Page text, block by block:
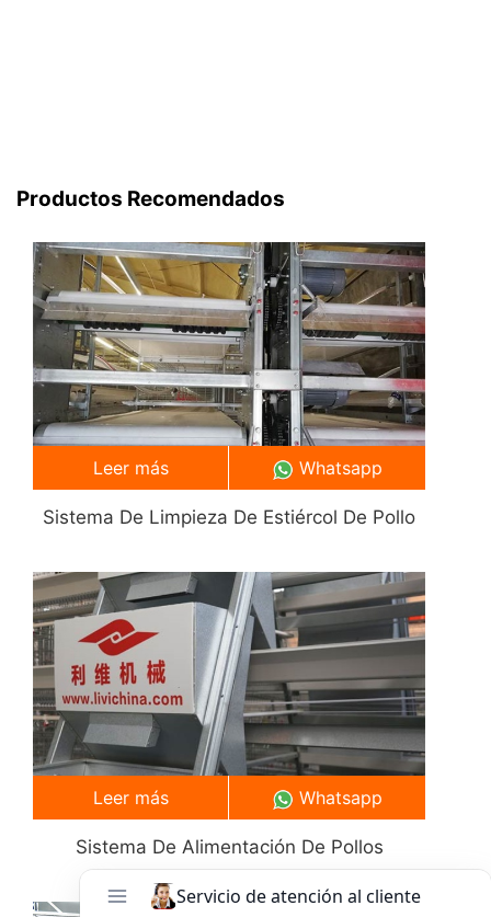
Productos Recomendados
Sistema De Limpieza De Estiércol De Pollo
Leer más Whatsapp
Sistema De Alimentación De Pollos
Leer más Whatsapp